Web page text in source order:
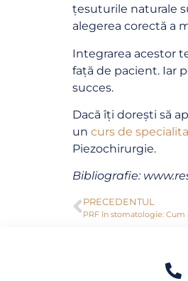
țesuturile naturale
alegerea corectă a
Integrarea acestor
față de pacient. Iar
succes.
Dacă îți dorești să
un curs de
Piezochirurgie.
Bibliografie:
PRECEDENTUL
PRF în stomatologie: Cum